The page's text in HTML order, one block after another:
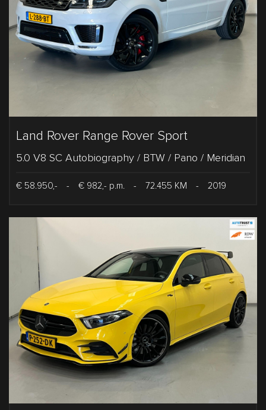
Land Rover Range Rover Sport
5.0 V8 SC Autobiography / BTW / Pano / Meridian
€ 58.950,- - € 982,- p.m. - 72.455 KM - 2019